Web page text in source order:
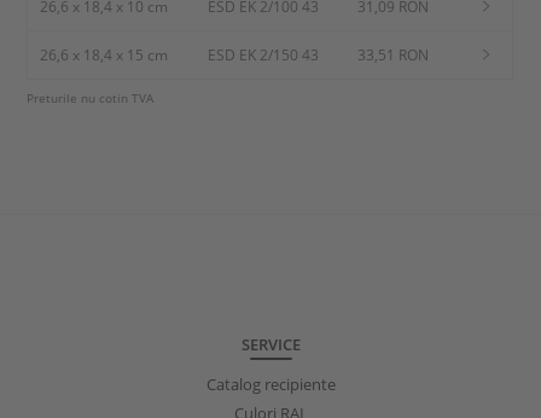
26,6 x 18,4 x 10 cm ESD EK 2/100 43 31,09 RON
26,6 x 18,4 x 15 cm ESD EK 2/150 43 33,51 RON
Preturile nu cotin TVA
SERVICE
Catalog recipiente
Culori RAL